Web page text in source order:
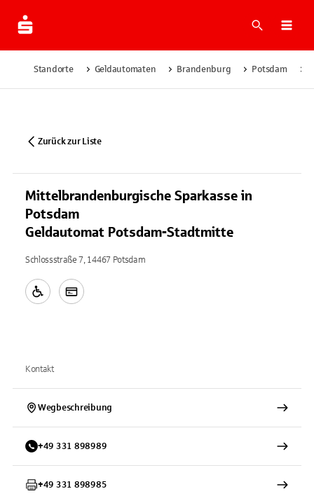
Suche
Standorte Geldautomaten Brandenburg Potsdam
Zurück zur Liste
Mittelbrandenburgische Sparkasse in
Potsdam
Geldautomat Potsdam-Stadtmitte
Schlossstraße 7, 14467 Potsdam
Kontakt
Wegbeschreibung
+49 331 898989
+49 331 898985